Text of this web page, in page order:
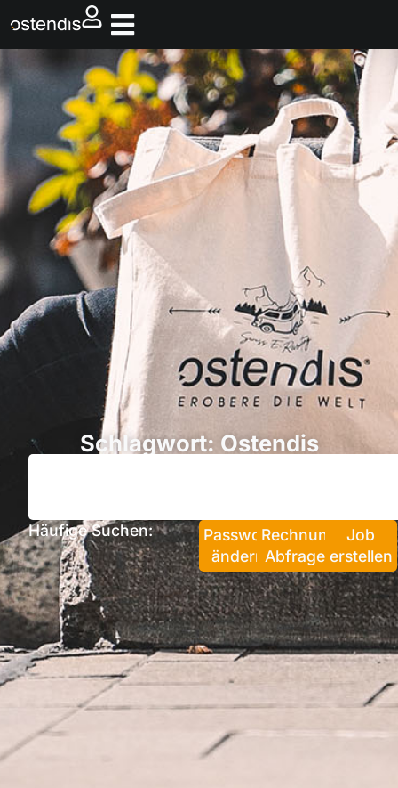
Schlagwort: Ostendis
Häufige Suchen:
Passwort
ändern
Rechnung
Abfragen
Job
erstellen